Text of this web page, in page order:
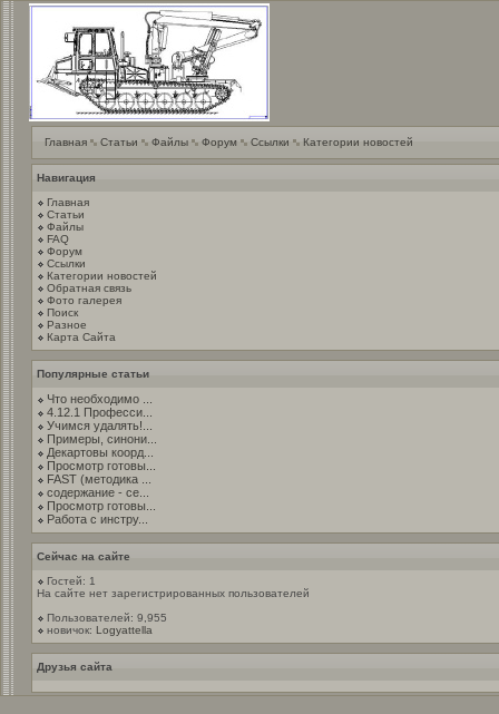
Главная Статьи Файлы Форум Ссылки Категории новостей
Навигация
Главная
Статьи
Файлы
FAQ
Форум
Ссылки
Категории новостей
Обратная связь
Фото галерея
Поиск
Разное
Карта Сайта
Популярные статьи
Что необходимо ...
4.12.1 Професси...
Учимся удалять!...
Примеры, синони...
Декартовы коорд...
Просмотр готовы...
FAST (методика ...
содержание - се...
Просмотр готовы...
Работа с инстру...
Сейчас на сайте
Гостей: 1
На сайте нет зарегистрированных пользователей
Пользователей: 9,955
новичок: Logyattella
Друзья сайта